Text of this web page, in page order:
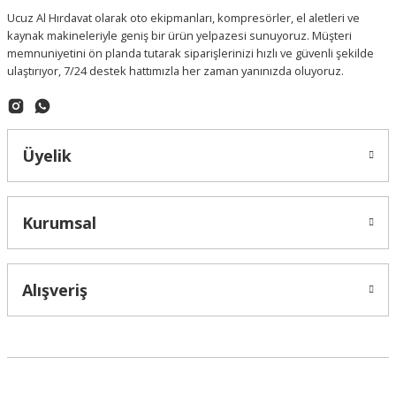
Ucuz Al Hırdavat olarak oto ekipmanları, kompresörler, el aletleri ve
kaynak makineleriyle geniş bir ürün yelpazesi sunuyoruz. Müşteri
memnuniyetini ön planda tutarak siparişlerinizi hızlı ve güvenli şekilde
ulaştırıyor, 7/24 destek hattımızla her zaman yanınızda oluyoruz.
Üyelik
Kurumsal
Alışveriş